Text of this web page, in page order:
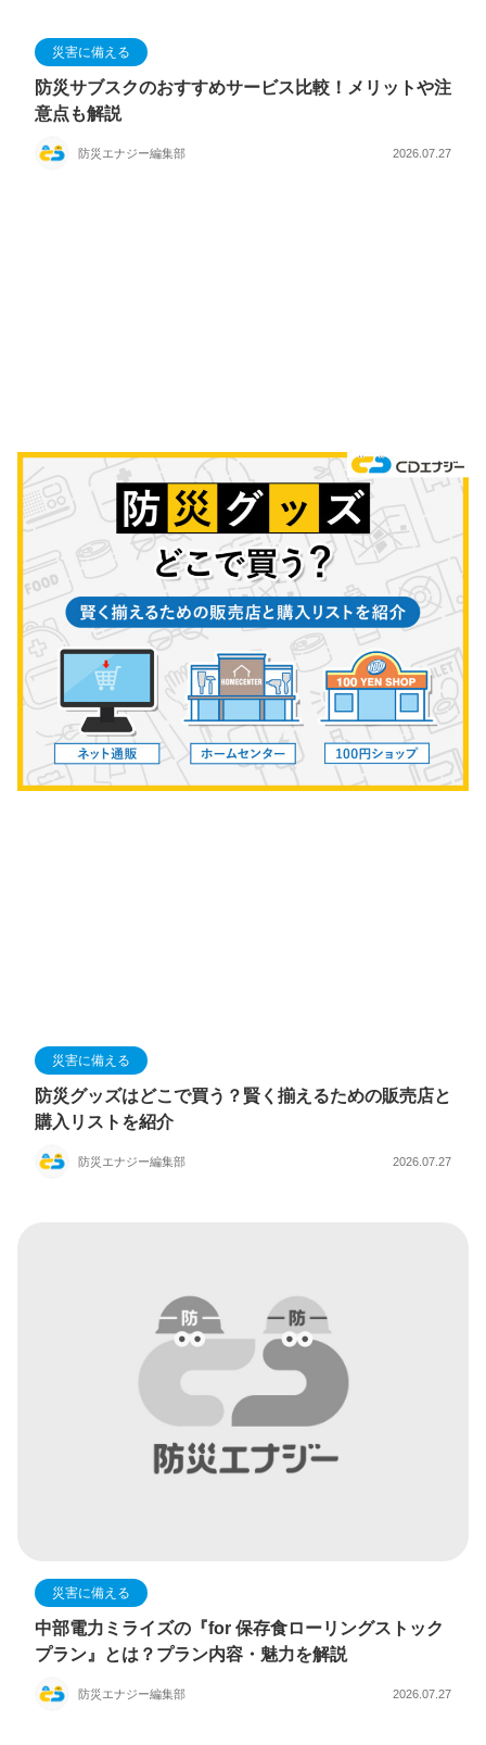
災害に備える
防災サブスクのおすすめサービス比較！メリットや注
意点も解説
防災エナジー編集部 2026.07.27
災害に備える
防災グッズはどこで買う？賢く揃えるための販売店と
購入リストを紹介
防災エナジー編集部 2026.07.27
災害に備える
中部電力ミライズの『for 保存食ローリングストック
プラン』とは？プラン内容・魅力を解説
防災エナジー編集部 2026.07.27